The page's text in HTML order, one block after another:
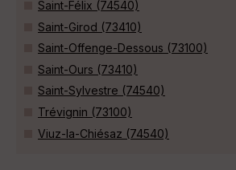
Saint-Félix (74540)
Saint-Girod (73410)
Saint-Offenge-Dessous (73100)
Saint-Ours (73410)
Saint-Sylvestre (74540)
Trévignin (73100)
Viuz-la-Chiésaz (74540)